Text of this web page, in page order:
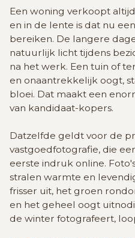
Een woning verkoopt
en in de lente is dat nu
bereiken. De langere
natuurlijk licht tijdens
na het werk. Een tuin of
en onaantrekkelijk oogt,
bloei. Dat maakt een
van kandidaat-kopers.
Datzelfde geldt voor de
vastgoedfotografie, die
eerste indruk online.
stralen warmte en
frisser uit, het groen
en het geheel oogt
de winter fotografeert,